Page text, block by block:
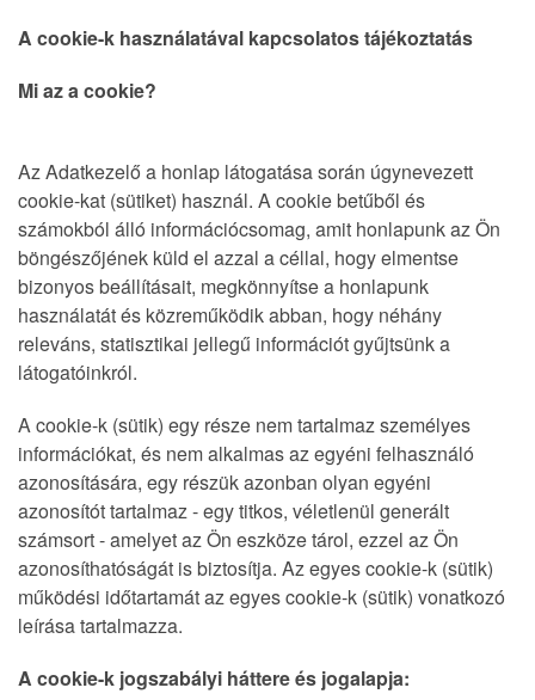
A cookie-k használatával kapcsolatos tájékoztatás
Mi az a cookie?
Az Adatkezelő a honlap látogatása során úgynevezett
cookie-kat (sütiket) használ. A cookie betűből és
számokból álló információcsomag, amit honlapunk az Ön
böngészőjének küld el azzal a céllal, hogy elmentse
bizonyos beállításait, megkönnyítse a honlapunk
használatát és közreműködik abban, hogy néhány
releváns, statisztikai jellegű információt gyűjtsünk a
látogatóinkról.
A cookie-k (sütik) egy része nem tartalmaz személyes
információkat, és nem alkalmas az egyéni felhasználó
azonosítására, egy részük azonban olyan egyéni
azonosítót tartalmaz - egy titkos, véletlenül generált
számsort - amelyet az Ön eszköze tárol, ezzel az Ön
azonosíthatóságát is biztosítja. Az egyes cookie-k (sütik)
működési időtartamát az egyes cookie-k (sütik) vonatkozó
leírása tartalmazza.
A cookie-k jogszabályi háttere és jogalapja: